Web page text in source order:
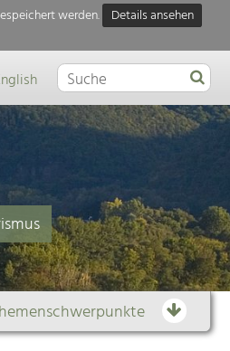
werden.
Details ansehen